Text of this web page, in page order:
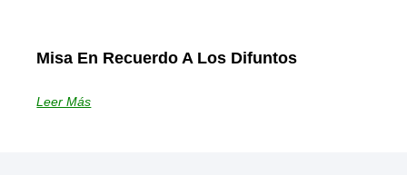
Misa En Recuerdo A Los Difuntos
Leer Más